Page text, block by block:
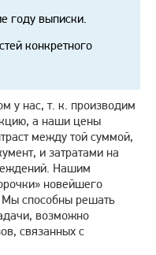
году выписки.
конкретного
у нас, т. к. производим
а наши цены
между той суммой,
и затратами на
Нашим
новейшего
Мы способны решать
возможно
связанных с